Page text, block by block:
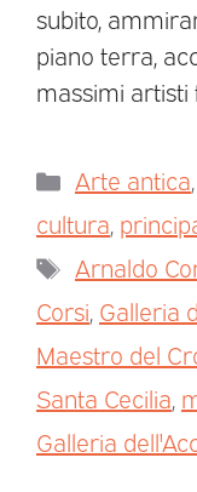
subito,
piano terra,
massimi
Arte antica,
cultura,
Arnaldo
Corsi, Galleria
Maestro del
Santa Cecilia,
Galleria